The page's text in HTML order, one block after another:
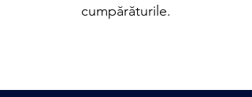
cumpărăturile.